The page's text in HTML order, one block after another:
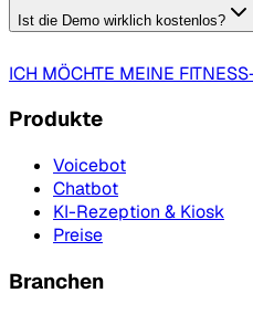
Ist die Demo wirklich kostenlos?
ICH MÖCHTE MEINE
Produkte
Voicebot
Chatbot
KI-Rezeption & Kiosk
Preise
Branchen